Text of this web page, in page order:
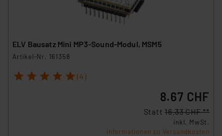
ELV Bausatz Mini MP3-Sound-Modul, MSM5
Artikel-Nr. 161358
1 2 3 4 5 (4)
8.67 CHF
Statt16.33 CHF **
inkl. MwSt.
Informationen zu Versandkosten